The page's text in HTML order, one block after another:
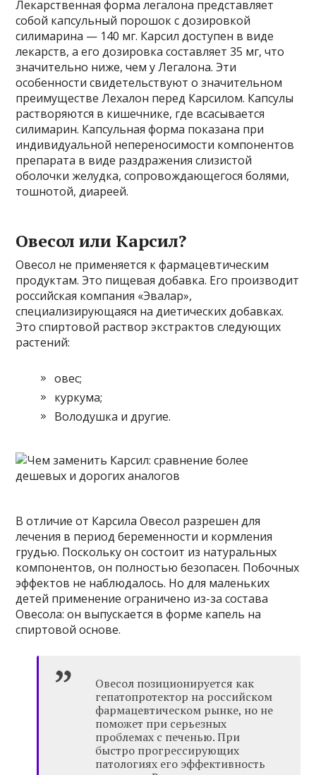
Лекарственная форма легалона представляет
собой капсульный порошок с дозировкой
силимарина — 140 мг. Карсил доступен в виде
лекарств, а его дозировка составляет 35 мг, что
значительно ниже, чем у Легалона. Эти
особенности свидетельствуют о значительном
преимуществе Лехалон перед Карсилом. Капсулы
растворяются в кишечнике, где всасывается
силимарин. Капсульная форма показана при
индивидуальной непереносимости компонентов
препарата в виде раздражения слизистой
оболочки желудка, сопровождающегося болями,
тошнотой, диареей.
Овесол или Карсил?
Овесол не применяется к фармацевтическим
продуктам. Это пищевая добавка. Его производит
российская компания «Эвалар»,
специализирующаяся на диетических добавках.
Это спиртовой раствор экстрактов следующих
растений:
овес;
куркума;
Володушка и другие.
В отличие от Карсила Овесол разрешен для
лечения в период беременности и кормления
грудью. Поскольку он состоит из натуральных
компонентов, он полностью безопасен. Побочных
эффектов не наблюдалось. Но для маленьких
детей применение ограничено из-за состава
Овесола: он выпускается в форме капель на
спиртовой основе.
Овесол позиционируется как
гепатопротектор на российском
фармацевтическом рынке, но не
поможет при серьезных
проблемах с печенью. При
быстро прогрессирующих
патологиях его эффективность